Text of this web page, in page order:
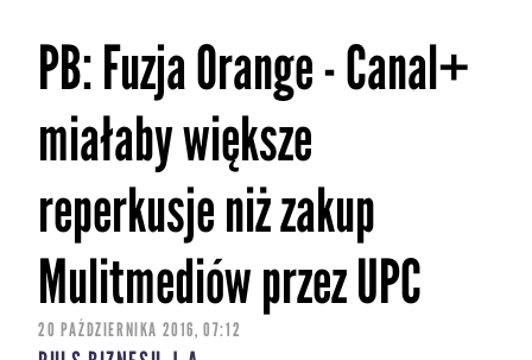
PB: Fuzja Orange - Canal+
miałaby większe
reperkusje niż zakup
Mulitmediów przez UPC
20 PAŹDZIERNIKA 2016, 07:12